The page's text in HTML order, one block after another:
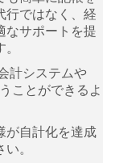
行ではなく、経
なサポートを提
計システムや
ことができるよ
が自計化を達成
。